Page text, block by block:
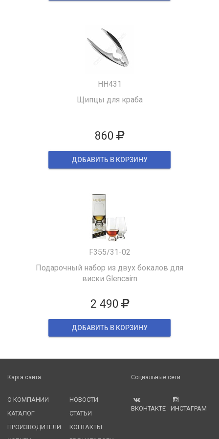
HH431
Щипцы для краба
860
ДОБАВИТЬ В КОРЗИНУ
F355/31-02
Подарочный набор из двух бокалов для
виски Glencairn
2 490
ДОБАВИТЬ В КОРЗИНУ
Карта сайта
О КОМПАНИИ
КАТАЛОГ
ПРОИЗВОДИТЕЛИ
НОВОСТИ
СТАТЬИ
КОНТАКТЫ
Социальные сети
ВКОНТАКТЕ ИНСТАГРАМ